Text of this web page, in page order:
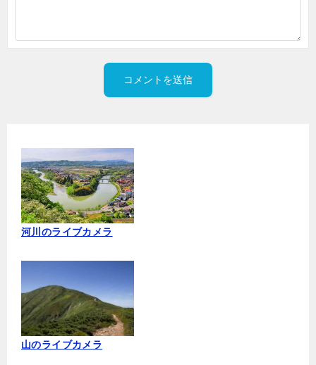
河川のライブカメラ
山のライブカメラ